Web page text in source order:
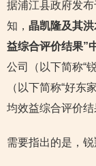
据浦江县政府发
知， 晶凯隆及其
益综合评价结果”
公司（以下简称“
（以下简称“好东
均效益综合评价结
需要指出的是，